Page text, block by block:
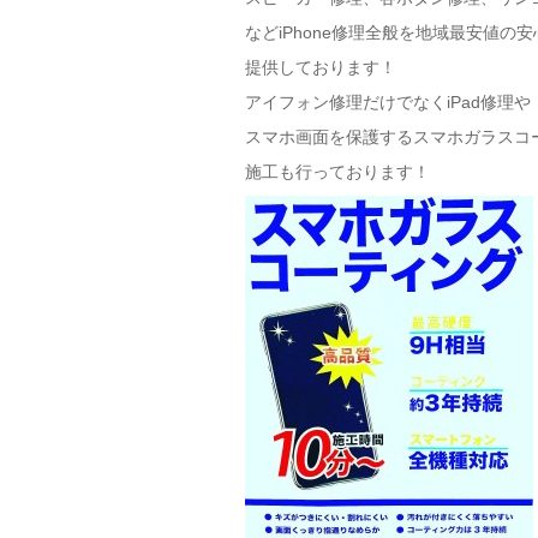
などiPhone修理全般を地域最安値の安
提供しております！
アイフォン修理だけでなくiPad修理や
スマホ画面を保護するスマホガラスコ
施工も行っております！